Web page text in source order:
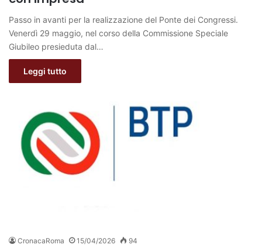
Passo in avanti per la realizzazione del Ponte dei Congressi.
Venerdì 29 maggio, nel corso della Commissione Speciale
Giubileo presieduta dal…
Leggi tutto
CronacaRoma 15/04/2026 94